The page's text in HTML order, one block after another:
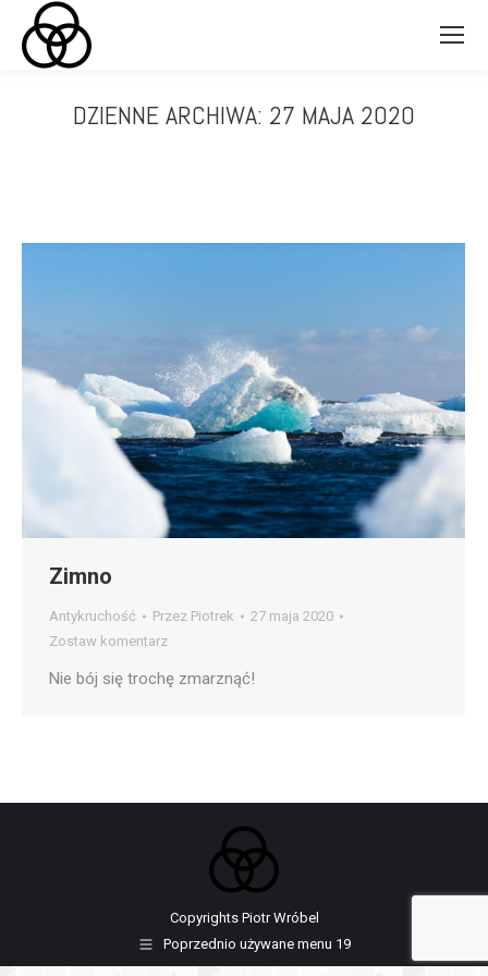
DZIENNE ARCHIWA: 27 MAJA 2020
Zimno
Antykruchość Przez Piotrek
27 maja 2020
Zostaw komentarz
Nie bój się trochę zmarznąć!
Copyrights Piotr Wróbel
Poprzednio używane menu 19